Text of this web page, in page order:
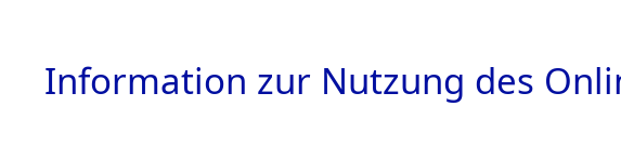
Information zur Nutzung des